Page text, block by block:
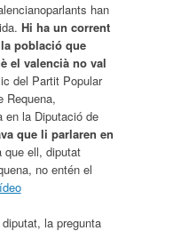
han
Hi ha un corrent
població que
el valencià no val
del Partit Popular
Requena,
en la Diputació de
que li parlaren en
que ell, diputat
no entén el
la pregunta